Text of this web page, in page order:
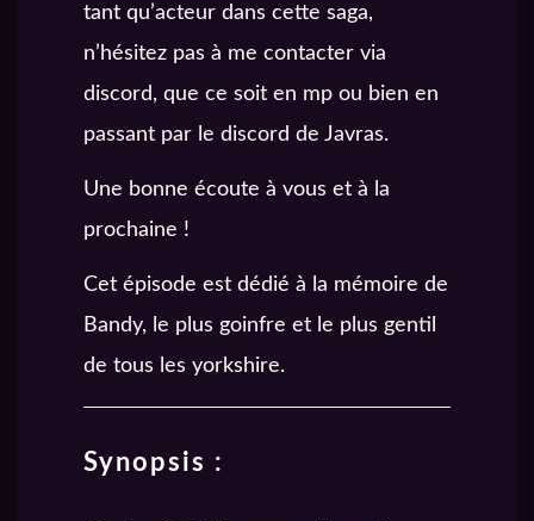
tant qu’acteur dans cette saga,
n’hésitez pas à me contacter via
discord, que ce soit en mp ou bien en
passant par le discord de Javras.
Une bonne écoute à vous et à la
prochaine !
Cet épisode est dédié à la mémoire de
Bandy, le plus goinfre et le plus gentil
de tous les yorkshire.
Synopsis :